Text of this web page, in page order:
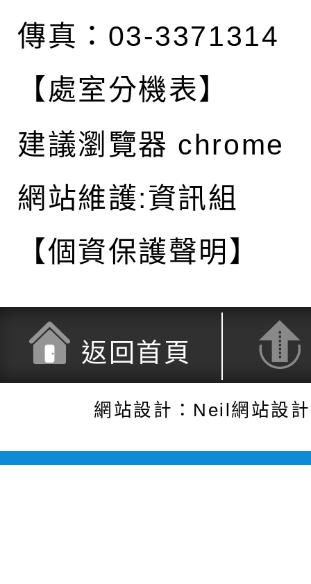
傳真：03-3371314
【處室分機表】
建議瀏覽器 chrome
網站維護:資訊組
【個資保護聲明】
返回首頁
網站設計：Neil網站設